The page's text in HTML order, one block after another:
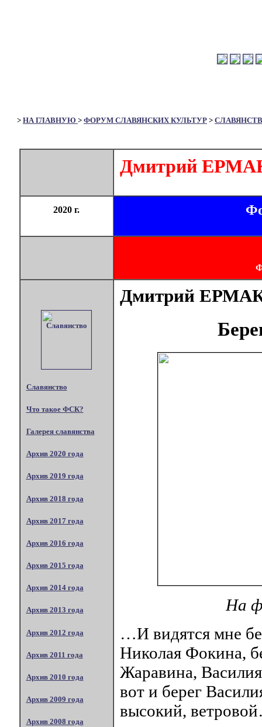
> НА ГЛАВНУЮ > ФОРУМ СЛАВЯНСКИХ КУЛЬТУР >
Дмитрий
2020 г.
Славянство
Что такое ФСК?
Галерея славянства
Архив 2020 года
Архив 2019 года
Архив 2018 года
Архив 2017 года
Архив 2016 года
Архив 2015 года
Архив 2014 года
Архив 2013 года
Архив 2012 года
Архив 2011 года
Архив 2010 года
Архив 2009 года
Архив 2008 года
Дмитрий
На
…И видятся мне
Николая Фокина,
Жаравина,
вот и берег
высокий,